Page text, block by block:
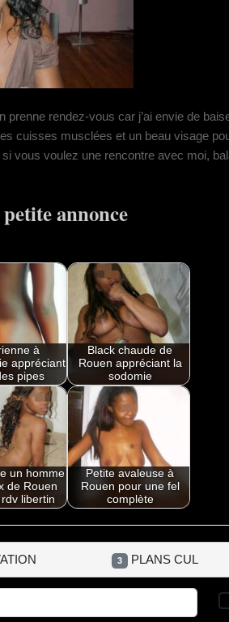
prenne rendez-vous car j’ai envie de
cuisses musclées et un beau visage
vous voulez une rencontre avec moi,
annonce
à
appréciant
pipes
Black chaude de
Rouen appréciant la
sodomie
un homme
de Rouen
libertin
Petite avaleuse à
Rouen pour une fel
complète